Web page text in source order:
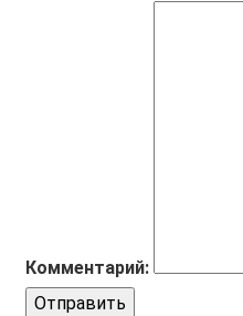
Комментарий:
Отправить